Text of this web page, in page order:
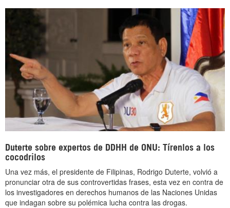
Duterte sobre expertos de DDHH de ONU: Tírenlos a los
cocodrilos
Una vez más, el presidente de Filipinas, Rodrigo Duterte, volvió a
pronunciar otra de sus controvertidas frases, esta vez en contra de
los investigadores en derechos humanos de las Naciones Unidas
que indagan sobre su polémica lucha contra las drogas.